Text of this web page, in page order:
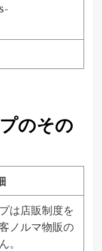
のその
は店販制度を
ノルマ物販の
。